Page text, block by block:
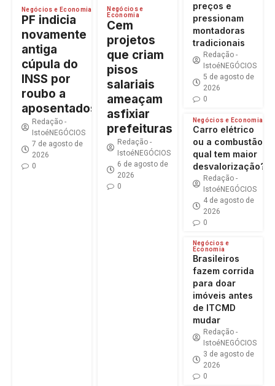
Negócios e Economia
PF indicia
novamente
antiga
cúpula do
INSS por
roubo a
aposentados
Redação -
IstoéNEGÓCIOS
7 de agosto de
2026
0
Negócios e
Economia
Cem
projetos
que criam
pisos
salariais
ameaçam
asfixiar
prefeituras
Redação -
IstoéNEGÓCIOS
6 de agosto de
2026
0
preços e
pressionam
montadoras
tradicionais
Redação -
IstoéNEGÓCIOS
5 de agosto de
2026
0
Negócios e Economia
Carro elétrico
ou a combustão:
qual tem maior
desvalorização?
Redação -
IstoéNEGÓCIOS
4 de agosto de
2026
0
Negócios e
Economia
Brasileiros
fazem corrida
para doar
imóveis antes
de ITCMD
mudar
Redação -
IstoéNEGÓCIOS
3 de agosto de
2026
0